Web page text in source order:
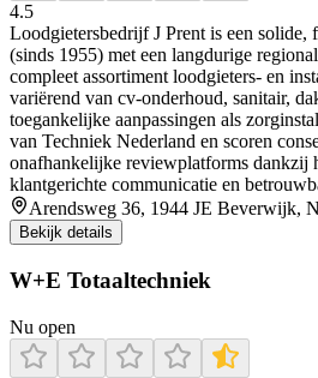
4.5
Loodgietersbedrijf J Prent is een
(sinds 1955) met een langdurige
compleet assortiment loodgieters- en
variërend van cv-onderhoud, sanitair,
toegankelijke aanpassingen als
van Techniek Nederland en scoren
onafhankelijke reviewplatforms dankzij
klantgerichte communicatie en
Arendsweg 36, 1944 JE Beverwijk,
Bekijk details
W+E Totaaltechniek
Nu open